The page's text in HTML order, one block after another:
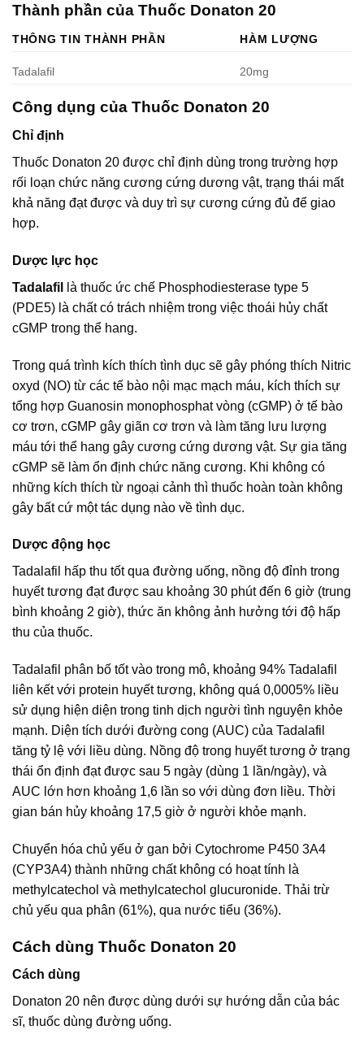
Thành phần của Thuốc Donaton 20
THÔNG TIN THÀNH PHẦN HÀM LƯỢNG
Tadalafil 20mg
Công dụng của Thuốc Donaton 20
Chỉ định
Thuốc Donaton 20 được chỉ định dùng trong trường hợp
rối loạn chức năng cương cứng dương vật, trạng thái mất
khả năng đạt được và duy trì sự cương cứng đủ để giao
hợp.
Dược lực học
Tadalafil
là thuốc ức chế Phosphodiesterase type 5
(PDE5) là chất có trách nhiệm trong việc thoái hủy chất
cGMP trong thể hang.
Trong quá trình kích thích tình dục sẽ gây phóng thích Nitric
oxyd (NO) từ các tế bào nội mạc mạch máu, kích thích sự
tổng hợp Guanosin monophosphat vòng (cGMP) ở tế bào
cơ trơn, cGMP gây giãn cơ trơn và làm tăng lưu lượng
máu tới thể hang gây cương cứng dương vật. Sự gia tăng
cGMP sẽ làm ổn định chức năng cương. Khi không có
những kích thích từ ngoại cảnh thì thuốc hoàn toàn không
gây bất cứ một tác dụng nào về tình dục.
Dược động học
Tadalafil hấp thu tốt qua đường uống, nồng độ đỉnh trong
huyết tương đạt được sau khoảng 30 phút đến 6 giờ (trung
bình khoảng 2 giờ), thức ăn không ảnh hưởng tới độ hấp
thu của thuốc.
Tadalafil phân bố tốt vào trong mô, khoảng 94% Tadalafil
liên kết với protein huyết tương, không quá 0,0005% liều
sử dụng hiện diện trong tinh dịch người tình nguyện khỏe
mạnh. Diện tích dưới đường cong (AUC) của Tadalafil
tăng tỷ lệ với liều dùng. Nồng độ trong huyết tương ở trạng
thái ổn định đạt được sau 5 ngày (dùng 1 lần/ngày), và
AUC lớn hơn khoảng 1,6 lần so với dùng đơn liều. Thời
gian bán hủy khoảng 17,5 giờ ở người khỏe mạnh.
Chuyển hóa chủ yếu ở gan bởi Cytochrome P450 3A4
(CYP3A4) thành những chất không có hoạt tính là
methylcatechol và methylcatechol glucuronide. Thải trừ
chủ yếu qua phân (61%), qua nước tiểu (36%).
Cách dùng Thuốc Donaton 20
Cách dùng
Donaton 20 nên được dùng dưới sự hướng dẫn của bác
sĩ, thuốc dùng đường uống.